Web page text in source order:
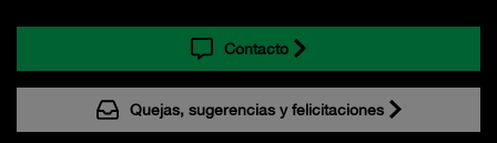
Contacto
Quejas, sugerencias y felicitaciones